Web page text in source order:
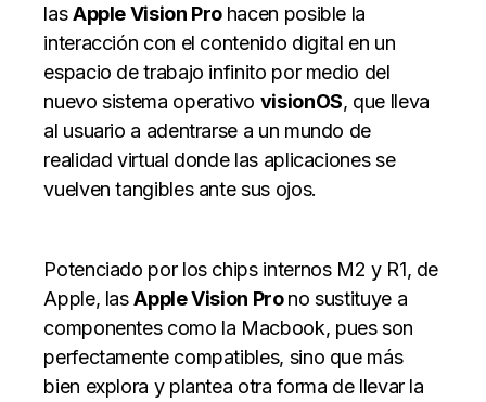
lasApple Vision Pro hacen posible la
interacción con el contenido digital en un
espacio de trabajo infinito por medio del
nuevo sistema operativo visionOS, que lleva
al usuario a adentrarse a un mundo de
realidad virtual donde las aplicaciones se
vuelven tangibles ante sus ojos.
Potenciado por los chips internos M2 y R1, de
Apple, lasApple Vision Prono sustituye a
componentes como la Macbook, pues son
perfectamente compatibles, sino que más
bien explora y plantea otra forma de llevar la